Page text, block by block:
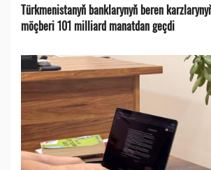
Türkmenistanyň banklarynyň beren
möçberi 101 milliard manatdan geçdi